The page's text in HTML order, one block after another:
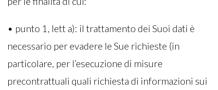
• punto 1, lett a): il trattamento dei Suoi dati è
necessario per evadere le Sue richieste (in
particolare, per l’esecuzione di misure
precontrattuali quali richiesta di informazioni sui